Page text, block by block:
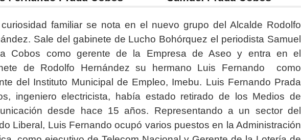
familiar se nota en el nuevo grupo del Alcalde Rodolfo
Sale del gabinete de Lucho Bohórquez el periodista Samuel
Cobos como gerente de la Empresa de Aseo y entra en el
de Rodolfo Hernández su hermano Luis Fernando como
del Instituto Municipal de Empleo, Imebu. Luis Fernando Prada
ingeniero electricista, había estado retirado de los Medios de
desde hace 15 años. Representando a un sector del
Liberal, Luis Fernando ocupó varios puestos en la Administración